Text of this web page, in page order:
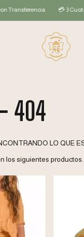
Transferencia 💳 3
- 404
LO QUE
los siguientes productos.